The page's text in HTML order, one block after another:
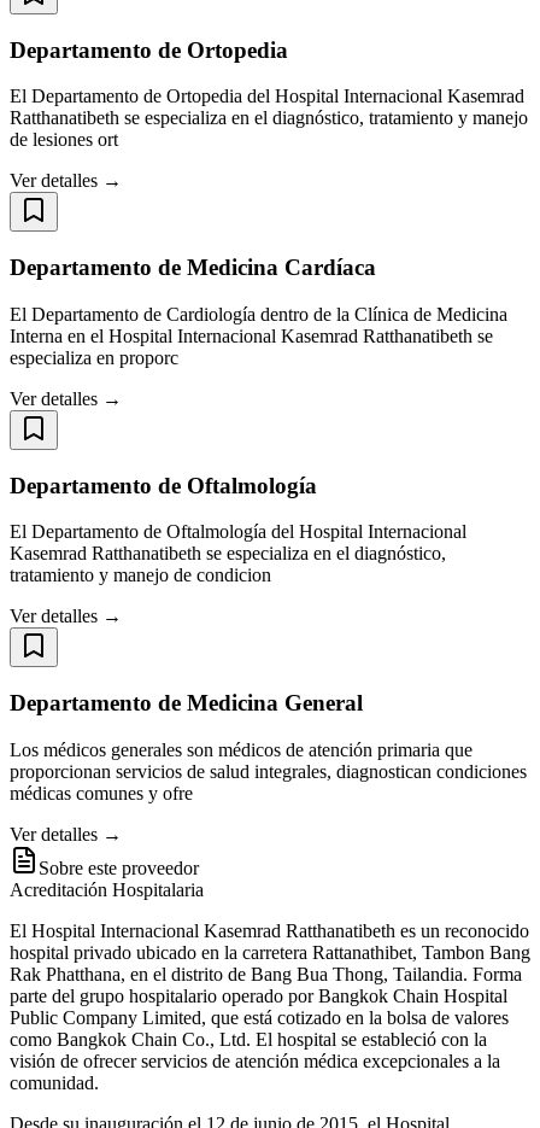
Departamento de Ortopedia
El Departamento de Ortopedia del Hospital Internacional Kasemrad
Ratthanatibeth se especializa en el diagnóstico, tratamiento y manejo
de lesiones ort
Ver detalles →
Departamento de Medicina Cardíaca
El Departamento de Cardiología dentro de la Clínica de Medicina
Interna en el Hospital Internacional Kasemrad Ratthanatibeth se
especializa en proporc
Ver detalles →
Departamento de Oftalmología
El Departamento de Oftalmología del Hospital Internacional
Kasemrad Ratthanatibeth se especializa en el diagnóstico,
tratamiento y manejo de condicion
Ver detalles →
Departamento de Medicina General
Los médicos generales son médicos de atención primaria que
proporcionan servicios de salud integrales, diagnostican condiciones
médicas comunes y ofre
Ver detalles →
Sobre este proveedor
Acreditación Hospitalaria
El Hospital Internacional Kasemrad Ratthanatibeth es un reconocido
hospital privado ubicado en la carretera Rattanathibet, Tambon Bang
Rak Phatthana, en el distrito de Bang Bua Thong, Tailandia. Forma
parte del grupo hospitalario operado por Bangkok Chain Hospital
Public Company Limited, que está cotizado en la bolsa de valores
como Bangkok Chain Co., Ltd. El hospital se estableció con la
visión de ofrecer servicios de atención médica excepcionales a la
comunidad.
Desde su inauguración el 12 de junio de 2015, el Hospital